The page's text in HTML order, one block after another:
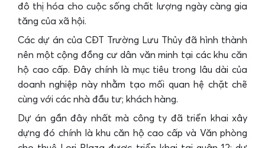
đô thị hóa cho cuộc sống chất lượng ngày càng gia
tăng của xã hội.
Các dự án của CĐT Trường Lưu Thủy đã hình thành
nên một cộng đồng cư dân văn minh tại các khu căn
hộ cao cấp. Đây chính là mục tiêu trong lâu dài của
doanh nghiệp này nhằm tạo mối quan hệ chặt chẽ
cùng với các nhà đầu tư; khách hàng.
Dự án gần đây nhất mà công ty đã triển khai xây
dựng đó chính là khu căn hộ cao cấp và Văn phòng